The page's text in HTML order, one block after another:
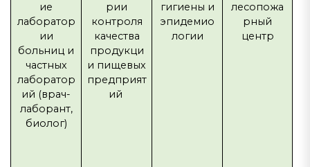
ие
лаборатор
ии
больниц и
частных
лаборатор
ий (врач-
лаборант,
биолог)
рии
контроля
качества
продукци
и пищевых
предприят
ий
гигиены и
эпидемио
логии
лесопожа
рный
центр